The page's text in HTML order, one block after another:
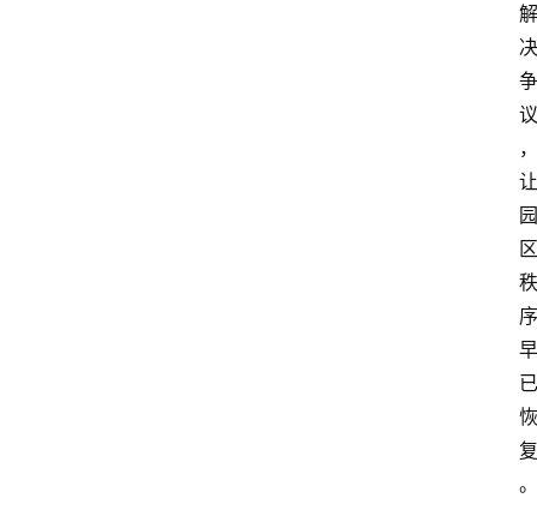
解
决
争
议
，
让
园
区
秩
序
早
已
恢
复
。